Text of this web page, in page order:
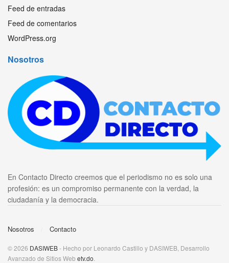
Feed de entradas
Feed de comentarios
WordPress.org
Nosotros
En Contacto Directo creemos que el periodismo no es solo una
profesión: es un compromiso permanente con la verdad, la
ciudadanía y la democracia.
Nosotros Contacto
© 2026 DASIWEB- Hecho por Leonardo Castillo y DASIWEB, Desarrollo
Avanzado de Sitios Web etv.do